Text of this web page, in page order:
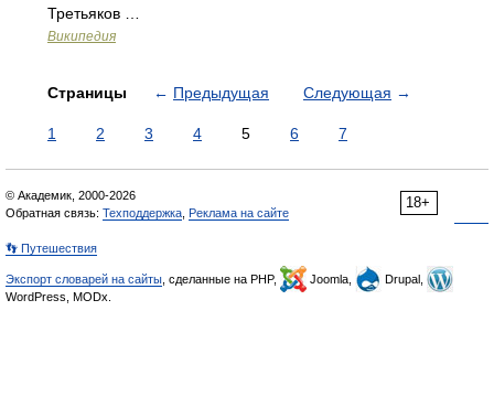
Третьяков …
Википедия
Страницы ← Предыдущая Следующая →
1 2 3 4 5 6 7
18+
© Академик, 2000-2026
Обратная связь: Техподдержка Реклама на сайте
👣 Путешествия
Экспорт словарей на сайты , сделанные на PHP, Joomla,
Drupal,
WordPress, MODx.